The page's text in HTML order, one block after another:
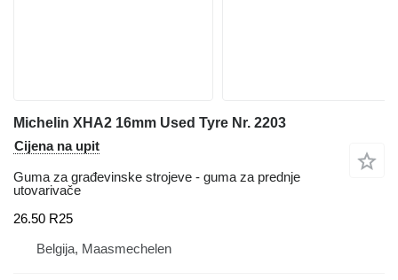
Michelin XHA2 16mm Used Tyre Nr. 2203
Cijena na upit
Guma za građevinske strojeve - guma za prednje
utovarivače
26.50 R25
Belgija, Maasmechelen